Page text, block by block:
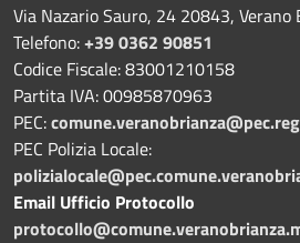
Via Nazario Sauro, 24 20843, Verano
Telefono:+39 0362 90851
Codice Fiscale: 83001210158
Partita IVA: 00985870963
PEC:
PEC Polizia Locale:
Email Ufficio Protocollo